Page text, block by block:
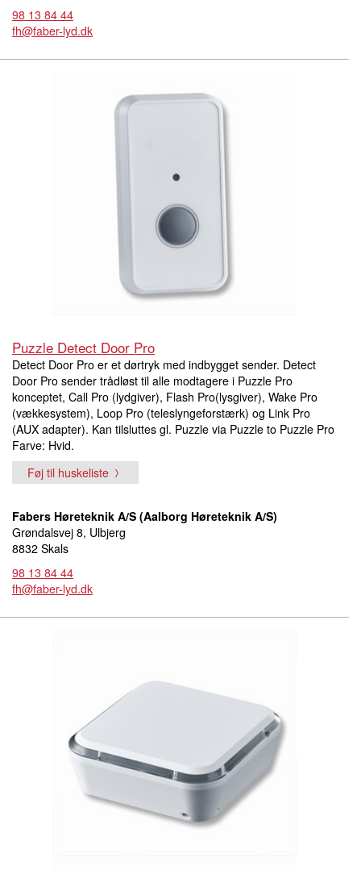
98 13 84 44
fh@faber-lyd.dk
Puzzle Detect Door Pro
Detect Door Pro er et dørtryk med indbygget sender. Detect
Door Pro sender trådløst til alle modtagere i Puzzle Pro
konceptet, Call Pro (lydgiver), Flash Pro(lysgiver), Wake Pro
(vækkesystem), Loop Pro (teleslyngeforstærk) og Link Pro
(AUX adapter). Kan tilsluttes gl. Puzzle via Puzzle to Puzzle Pro
Farve: Hvid.
Føj til huskeliste
Fabers Høreteknik A/S (Aalborg Høreteknik A/S)
Grøndalsvej 8, Ulbjerg
8832 Skals
98 13 84 44
fh@faber-lyd.dk